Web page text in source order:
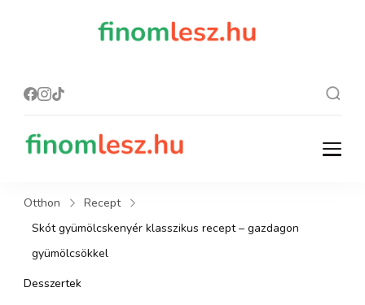
finomlesz.hu
Recept, ami finom lesz.
Otthon
Recept
Skót gyümölcskenyér klasszikus recept – gazdagon
gyümölcsökkel
Desszertek